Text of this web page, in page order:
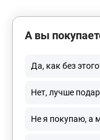
А вы
Да, как без
Нет, лучше
Не я покупаю, а